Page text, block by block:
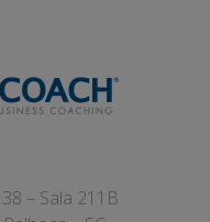
– Sala 211B